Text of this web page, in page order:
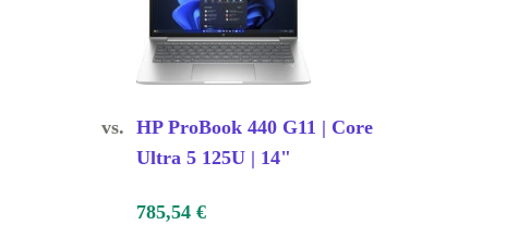
vs. HP ProBook 440 G11 | Core
Ultra 5 125U | 14"
785,54 €